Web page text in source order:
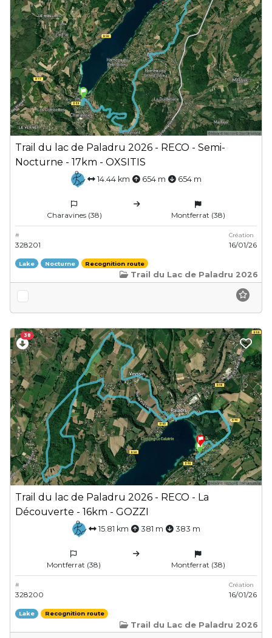
Trail du lac de Paladru 2026 - RECO - Semi-
Nocturne - 17km - OXSITIS
14.44 km 654 m 654 m
Charavines (38) Montferrat (38)
#
328201
Création
16/01/26
Lake Nocturne Recognition route
Trail du Lac de Paladru 2026
38
Trail du lac de Paladru 2026 - RECO - La
Découverte - 16km - GOZZI
15.81 km 381 m 383 m
Montferrat (38) Montferrat (38)
#
328200
Création
16/01/26
Lake Recognition route
Trail du Lac de Paladru 2026